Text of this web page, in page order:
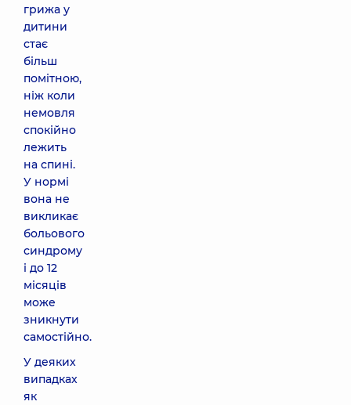
грижа у
дитини
стає
більш
помітною,
ніж коли
немовля
спокійно
лежить
на спині.
У нормі
вона не
викликає
больового
синдрому
і до 12
місяців
може
зникнути
самостійно.
У деяких
випадках
як